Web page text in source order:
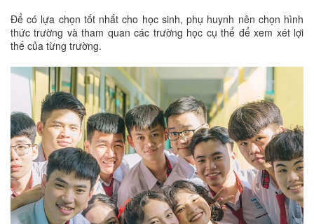
Để có lựa chọn tốt nhất cho học sinh, phụ huynh nên chọn hình
thức trường và tham quan các trường học cụ thể để xem xét lợi
thế của từng trường.